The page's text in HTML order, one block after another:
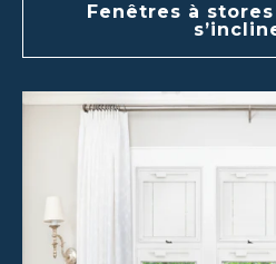
Fenêtres à